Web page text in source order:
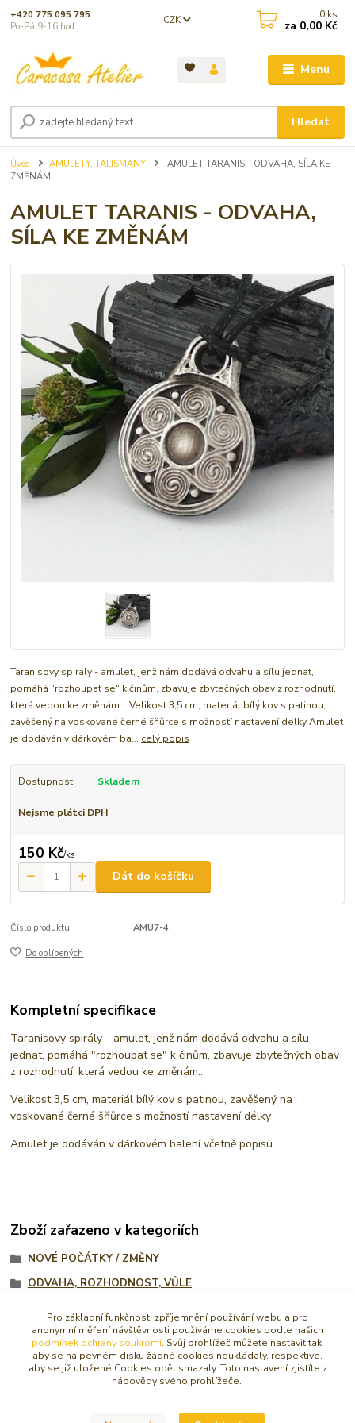
Menu
CZK
Hledat
+420 775 095 795
Po-Pá 9-16 hod.
0 ks
za 0,00 Kč
Úvod AMULETY, TALISMANY
AMULET TARANIS - ODVAHA, SÍLA KE
ZMĚNÁM
AMULET TARANIS - ODVAHA,
SÍLA KE ZMĚNÁM
Taranisovy spirály - amulet, jenž nám dodává odvahu a sílu jednat,
pomáhá "rozhoupat se" k činům, zbavuje zbytečných obav z rozhodnutí,
která vedou ke změnám... Velikost 3,5 cm, materiál bílý kov s patinou,
zavěšený na voskované černé šňůrce s možností nastavení délky Amulet
je dodáván v dárkovém ba... celý popis
Dostupnost Skladem
Nejsme plátci DPH
150 Kč/ks
Dát do košíčku
Číslo produktu: AMU7-4
Do oblíbených
Kompletní specifikace
Taranisovy spirály - amulet, jenž nám dodává odvahu a sílu
jednat, pomáhá "rozhoupat se" k činům, zbavuje zbytečných obav
z rozhodnutí, která vedou ke změnám...
Velikost 3,5 cm, materiál bílý kov s patinou, zavěšený na
voskované černé šňůrce s možností nastavení délky
Amulet je dodáván v dárkovém balení včetně popisu
Zboží zařazeno v kategoriích
NOVÉ POČÁTKY / ZMĚNY
ODVAHA, ROZHODNOST, VŮLE
AMULETY, TALISMANY
Amulety, talismany na krk
Symboly a pentagramy
Pro základní funkčnost, zpříjemnění používání webu a pro
anonymní měření návštěvnosti používáme cookies podle našich
podmínek ochrany soukromí. Svůj prohlížeč můžete nastavit tak,
aby se na pevném disku žádné cookies neukládaly, respektive,
aby se již uložené Cookies opět smazaly. Toto nastavení zjistíte z
nápovědy svého prohlížeče.